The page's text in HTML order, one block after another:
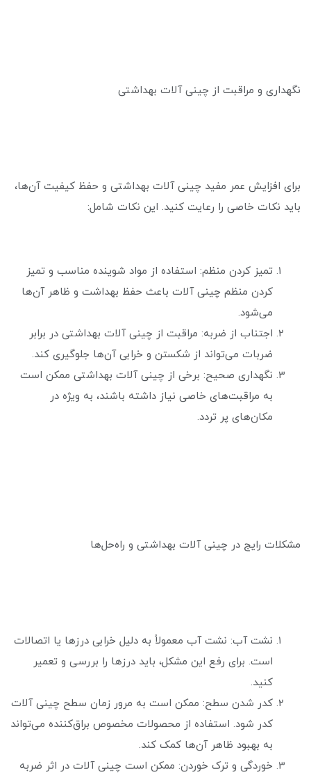
نگهداری و مراقبت از چینی آلات بهداشتی
برای افزایش عمر مفید چینی آلات بهداشتی و حفظ کیفیت آن‌ها،
باید نکات خاصی را رعایت کنید. این نکات شامل:
تمیز کردن منظم: استفاده از مواد شوینده مناسب و تمیز
کردن منظم چینی آلات باعث حفظ بهداشت و ظاهر آن‌ها
می‌شود.
اجتناب از ضربه: مراقبت از چینی آلات بهداشتی در برابر
ضربات می‌تواند از شکستن و خرابی آن‌ها جلوگیری کند.
نگهداری صحیح: برخی از چینی آلات بهداشتی ممکن است
به مراقبت‌های خاصی نیاز داشته باشند، به ویژه در
مکان‌های پر تردد.
مشکلات رایج در چینی آلات بهداشتی و راه‌حل‌ها
نشت آب: نشت آب معمولاً به دلیل خرابی درزها یا اتصالات
است. برای رفع این مشکل، باید درزها را بررسی و تعمیر
کنید.
کدر شدن سطح: ممکن است به مرور زمان سطح چینی آلات
کدر شود. استفاده از محصولات مخصوص براق‌کننده می‌تواند
به بهبود ظاهر آن‌ها کمک کند.
خوردگی و ترک خوردن: ممکن است چینی آلات در اثر ضربه